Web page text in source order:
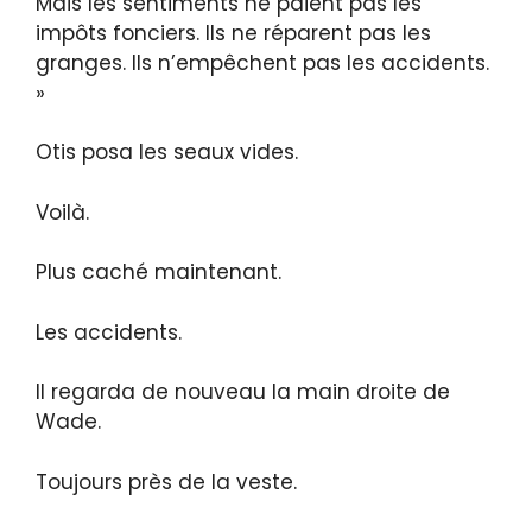
impôts fonciers. Ils ne réparent pas les
granges. Ils n’empêchent pas les accidents.
»
Otis posa les seaux vides.
Voilà.
Plus caché maintenant.
Les accidents.
Il regarda de nouveau la main droite de
Wade.
Toujours près de la veste.